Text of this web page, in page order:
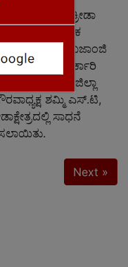
ಮತ್ತು ಕ್ರೀಡಾ
ನಿರ್ದೇಶಕ
ಜಿಲ್ಲಾ ಖಜಾಂಜಿ
ರಾಜ್ಯ ಸರ್ಕಾರಿ
ಜಿಲ್ಲಾ
ಶಮ್ಮಿ ಎಸ್.ಟಿ,
ಸಾಧನೆ
Next »